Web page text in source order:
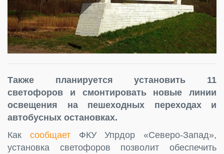
Также планируется установить 11
светофоров и смонтировать новые линии
освещения на пешеходных переходах и
автобусных остановках.
Как сообщаетФКУ Упрдор «Северо-Запад»,
установка светофоров позволит обеспечить